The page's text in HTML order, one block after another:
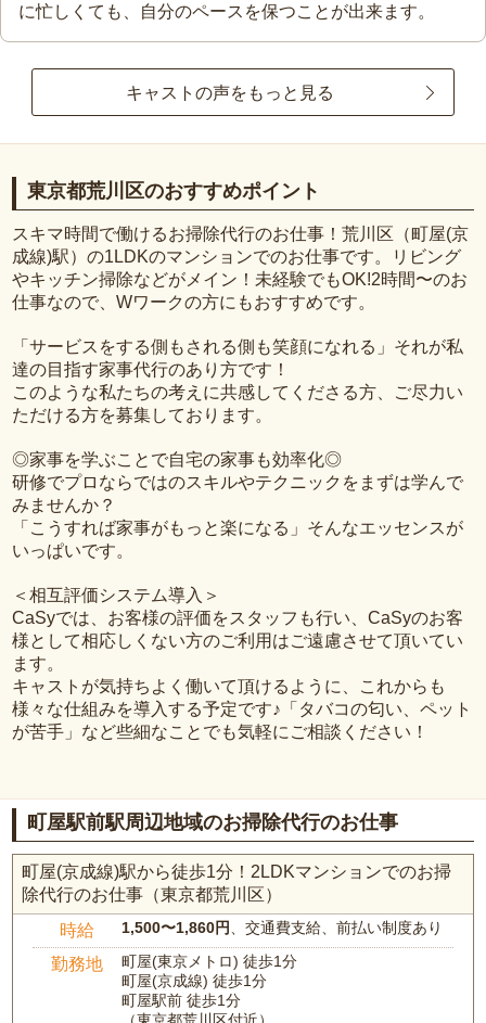
に忙しくても、自分のペースを保つことが出来ます。
キャストの声をもっと見る
東京都荒川区のおすすめポイント
スキマ時間で働けるお掃除代行のお仕事！荒川区（町屋(京
成線)駅）の1LDKのマンションでのお仕事です。リビング
やキッチン掃除などがメイン！未経験でもOK!2時間〜のお
仕事なので、Wワークの方にもおすすめです。
「サービスをする側もされる側も笑顔になれる」それが私
達の目指す家事代行のあり方です！
このような私たちの考えに共感してくださる方、ご尽力い
ただける方を募集しております。
◎家事を学ぶことで自宅の家事も効率化◎
研修でプロならではのスキルやテクニックをまずは学んで
みませんか？
「こうすれば家事がもっと楽になる」そんなエッセンスが
いっぱいです。
＜相互評価システム導入＞
CaSyでは、お客様の評価をスタッフも行い、CaSyのお客
様として相応しくない方のご利用はご遠慮させて頂いてい
ます。
キャストが気持ちよく働いて頂けるように、これからも
様々な仕組みを導入する予定です♪「タバコの匂い、ペット
が苦手」など些細なことでも気軽にご相談ください！
町屋駅前駅周辺地域のお掃除代行のお仕事
町屋(京成線)駅から徒歩1分！2LDKマンションでのお掃
除代行のお仕事（東京都荒川区）
時給 1,500〜1,860円、交通費支給、前払い制度あり
勤務地
町屋(東京メトロ) 徒歩1分
町屋(京成線) 徒歩1分
町屋駅前 徒歩1分